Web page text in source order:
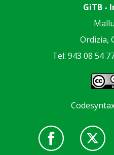
GiTB -
Ordizia,
Tel: 943 08 54